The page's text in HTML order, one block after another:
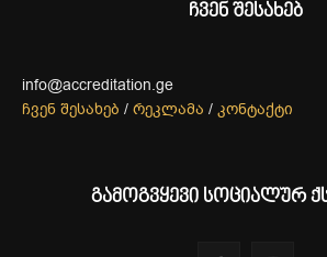
ჩვენ შესახებ
info@accreditation.ge
ჩვენ შესახებ / რეკლამა / კონტაქტი
გამოგვყევი სოციალურ